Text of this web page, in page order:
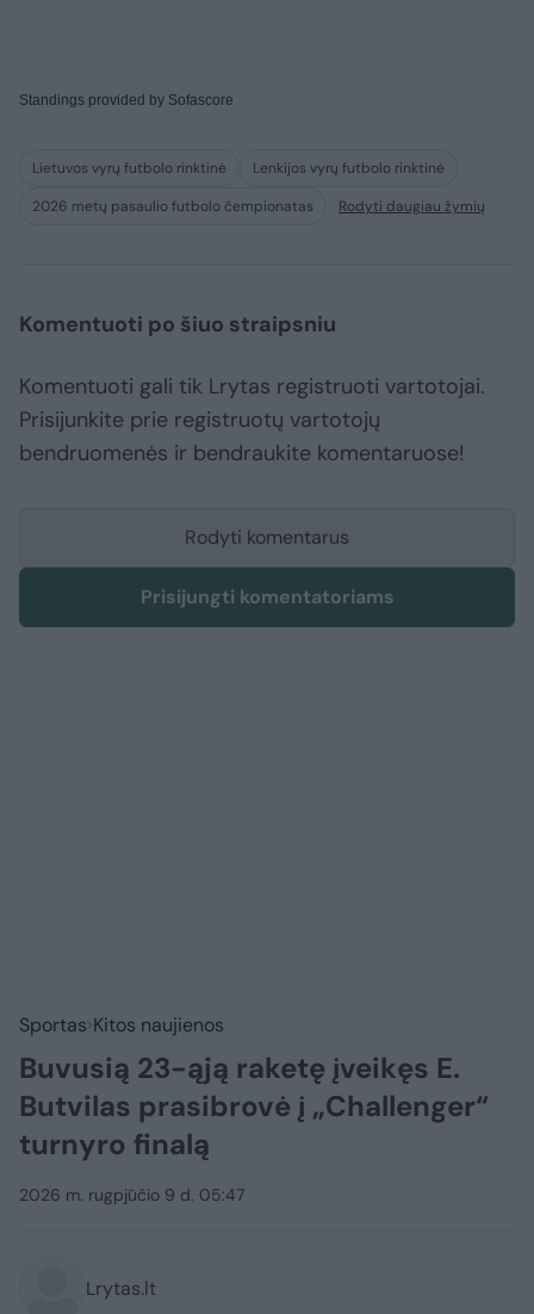
Standings provided by Sofascore
Lietuvos vyrų futbolo rinktinė
Lenkijos vyrų futbolo rinktinė
2026 metų pasaulio futbolo čempionatas
Rodyti daugiau žymių
Komentuoti po šiuo straipsniu
Komentuoti gali tik Lrytas registruoti vartotojai.
Prisijunkite prie registruotų vartotojų
bendruomenės ir bendraukite komentaruose!
Rodyti komentarus
Prisijungti komentatoriams
Sportas Kitos naujienos
Buvusią 23-ąją raketę įveikęs E.
Butvilas prasibrovė į „Challenger“
turnyro finalą
2026 m. rugpjūčio 9 d. 05:47
Lrytas.lt